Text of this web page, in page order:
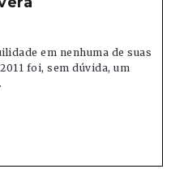
em nenhuma de suas
foi, sem dúvida, um